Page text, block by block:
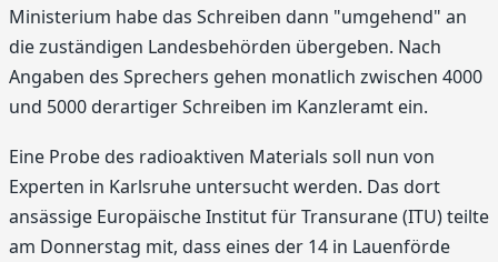
Ministerium habe das Schreiben dann "umgehend" an
die zuständigen Landesbehörden übergeben. Nach
Angaben des Sprechers gehen monatlich zwischen 4000
und 5000 derartiger Schreiben im Kanzleramt ein.
Eine Probe des radioaktiven Materials soll nun von
Experten in Karlsruhe untersucht werden. Das dort
ansässige Europäische Institut für Transurane (ITU) teilte
am Donnerstag mit, dass eines der 14 in Lauenförde